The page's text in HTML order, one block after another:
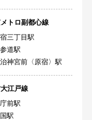
トロ副都心線
三丁目駅
道駅
神宮前〈原宿〉駅
江戸線
前駅
駅